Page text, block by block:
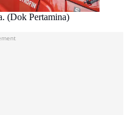
(Dok Pertamina)